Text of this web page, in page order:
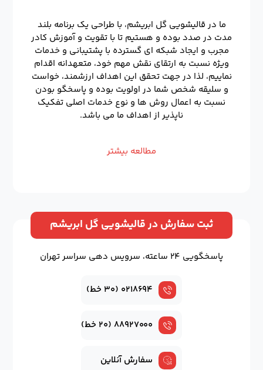
ما در قالیشویی گل ابریشم، با طراحی یک برنامه بلند
مدت در صدد بوده و هستیم تا با تقویت و آموزش کادر
مجرب و ایجاد شبکه ای گسترده با پشتیبانی و خدمات
ویژه نسبت به ارتقای نقش مهم خود، متعهدانه اقدام
نماییم، لذا در جهت تحقق این اهداف ارزشمند، خواست
و سلیقه شخص شما در اولویت بوده و پاسخگو بودن
نسبت به اعمال روش ها و نوع خدمات اصلی تفکیک
ناپذیر از اهداف ما می باشد.
مطالعه بیشتر
ثبت سفارش در قالیشویی گل ابریشم
پاسخگویی ۲۴ ساعته، سرویس دهی سراسر تهران
۰۲۱۸۶۹۴ (۳۰ خط)
۸۸۹۲۷۰۰۰ (۲۰ خط)
سفارش آنلاین